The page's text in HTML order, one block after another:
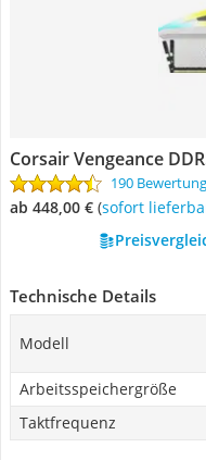
Corsair Vengeance
190
ab 448,00 € ( Sofort
Technische Details
Modell
Arbeitsspeichergröße
Taktfrequenz